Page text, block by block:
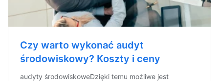
Czy warto wykonać audyt
środowiskowy? Koszty i ceny
audyty środowiskoweDzięki temu możliwe jest